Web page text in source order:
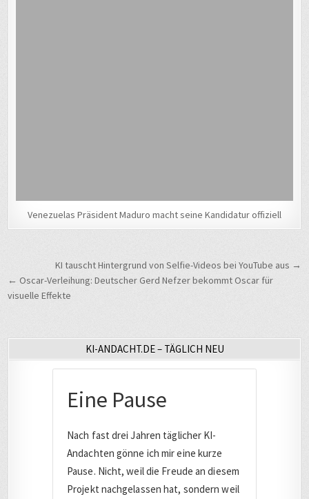
Venezuelas Präsident Maduro macht seine Kandidatur offiziell
Beitragsnavigation
KI tauscht Hintergrund von Selfie-Videos bei YouTube aus →
← Oscar-Verleihung: Deutscher Gerd Nefzer bekommt Oscar für
visuelle Effekte
KI-ANDACHT.DE – TÄGLICH NEU